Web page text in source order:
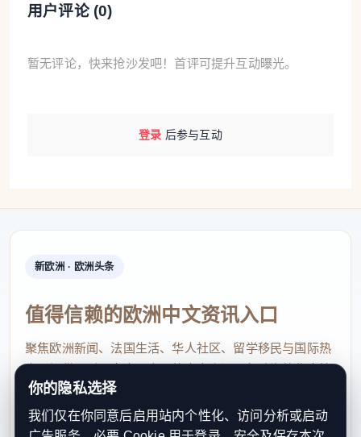
用户评论 (0)
暂无评论，快来抢沙发吧！首评可提升互动曝光。
登录 后参与互动
新欧洲 · 欧洲头条
值得信赖的欧洲中文资讯入口
聚焦欧洲新闻、法国生活、华人社区、留学移民与国际热
点，提供及时、真实、实用的中文资讯，帮助海外华人快
速了解欧洲动态。
contact@xinouzhou.com
你的隐私选择
我们仅在你同意后启用站内个性化、访问分析或启动